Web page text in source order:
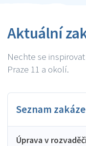
Aktuální
Nechte se
Praze 11 a okolí.
Seznam
Úprava v